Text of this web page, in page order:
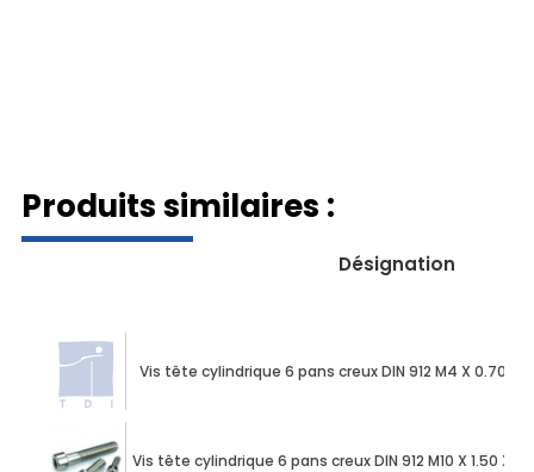
Produits similaires :
Désignation
Vis tête cylindrique 6 pans creux DIN 912 M4 X 0.70 X
Vis tête cylindrique 6 pans creux DIN 912 M10 X 1.50 X